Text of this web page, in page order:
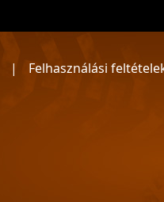
| Felhasználási